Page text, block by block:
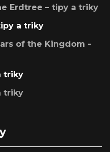
Erdtree – tipy a triky
a triky
of the Kingdom -
triky
triky